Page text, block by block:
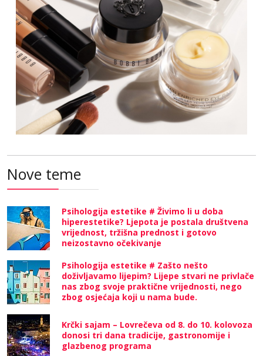
Nove teme
Psihologija estetike # Živimo li u doba
hiperestetike? Ljepota je postala društvena
vrijednost, tržišna prednost i gotovo
neizostavno očekivanje
Psihologija estetike # Zašto nešto
doživljavamo lijepim? Lijepe stvari ne privlače
nas zbog svoje praktične vrijednosti, nego
zbog osjećaja koji u nama bude.
Krčki sajam – Lovrečeva od 8. do 10. kolovoza
donosi tri dana tradicije, gastronomije i
glazbenog programa